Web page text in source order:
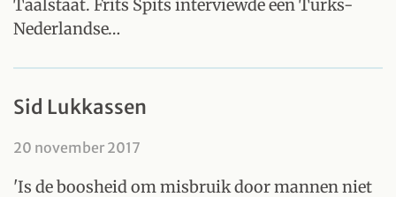
Taalstaat. Frits Spits interviewde een Turks-
Nederlandse…
Sid Lukkassen
20 november 2017
'Is de boosheid om misbruik door mannen niet